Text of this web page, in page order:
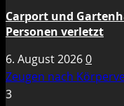
Carport und
Personen verletzt
6. August 20260
Zeugen nach
3